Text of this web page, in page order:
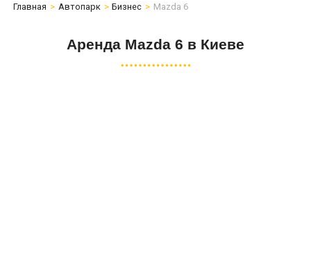
Главная Автопарк Бизнес Mazda 6
Аренда Mazda 6 в Киеве